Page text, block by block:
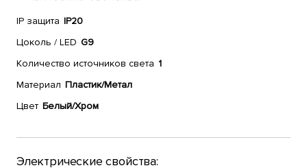
IP защита IP20
Цоколь / LED G9
Количество источников света 1
Материал Пластик/Метал
Цвет Белый/Хром
Электрические свойства: